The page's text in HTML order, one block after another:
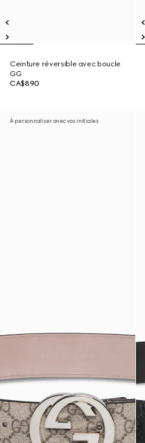
Ceinture réversible avec boucle
GG
CA$890
À personnaliser avec vos initiales